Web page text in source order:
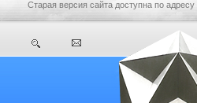
Старая версия сайта доступна по адресу